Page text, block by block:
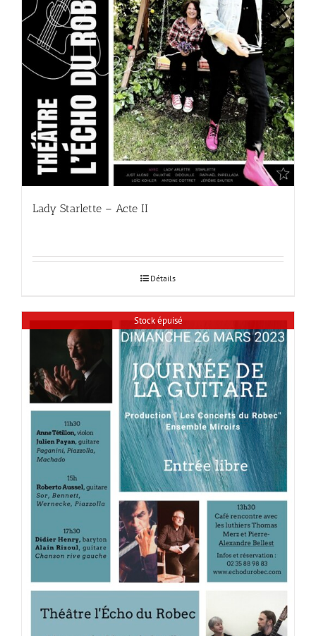
Lady Starlette – Acte II
Détails
Stock épuisé